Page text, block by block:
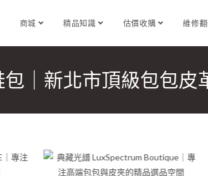
商城 精品知識 估價收購 維修
｜新北市頂級包包